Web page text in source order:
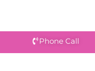
Phone Call